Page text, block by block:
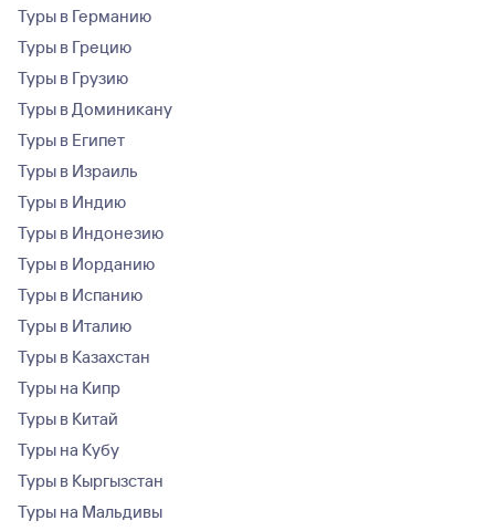
Туры в Германию
Туры в Грецию
Туры в Грузию
Туры в Доминикану
Туры в Египет
Туры в Израиль
Туры в Индию
Туры в Индонезию
Туры в Иорданию
Туры в Испанию
Туры в Италию
Туры в Казахстан
Туры на Кипр
Туры в Китай
Туры на Кубу
Туры в Кыргызстан
Туры на Мальдивы